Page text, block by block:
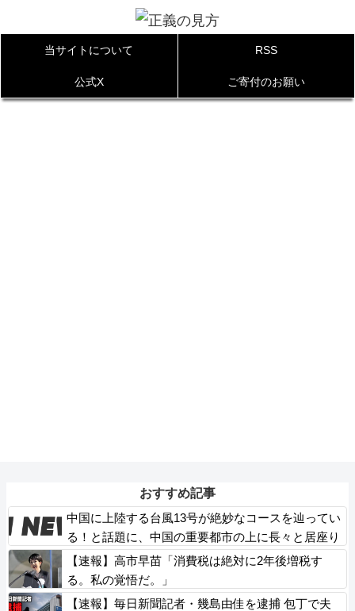
当サイトについて RSS
公式X ご寄付のお願い
おすすめ記事
中国に上陸する台風13号が絶妙なコースを辿ってい
る！と話題に、中国の重要都市の上に長々と居座り
続けるルートで……
【速報】高市早苗「消費税は絶対に2年後増税す
る。私の覚悟だ。」
【速報】毎日新聞記者・幾島由佳を逮捕 包丁で夫